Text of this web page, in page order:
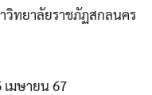
วิทยาลัยราชภัฏสกลนคร
เมษายน 67